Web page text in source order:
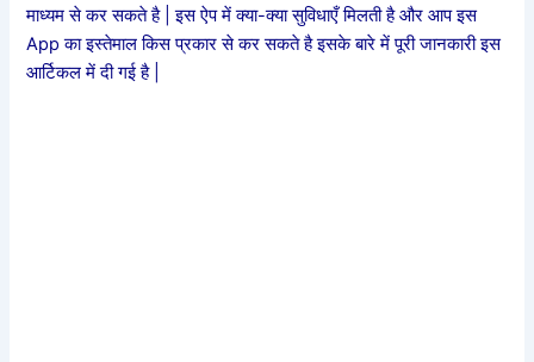
माध्यम से कर सकते है | इस ऐप में क्या-क्या सुविधाएँ मिलती है और आप इस
App का इस्तेमाल किस प्रकार से कर सकते है इसके बारे में पूरी जानकारी इस
आर्टिकल में दी गई है |